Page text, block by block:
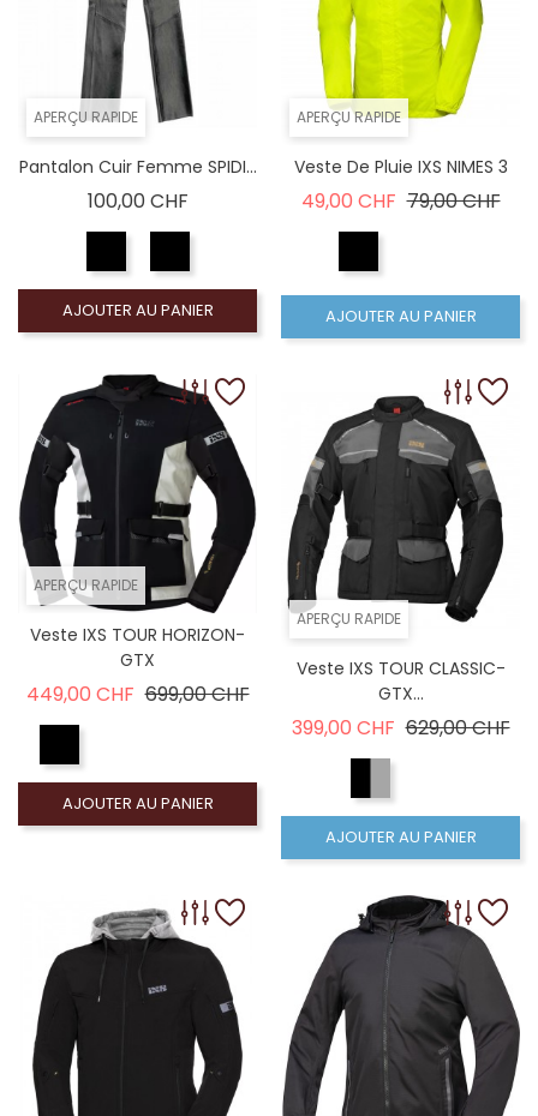
APERÇU RAPIDE
Pantalon Cuir Femme SPIDI...
100,00 CHFPrix
AJOUTER AU PANIER
APERÇU RAPIDE
Veste De Pluie IXS NIMES 3
49,00 CHF Prix de base
79,00 CHFPrix
AJOUTER AU PANIER
APERÇU RAPIDE
Veste IXS TOUR HORIZON-
GTX
449,00 CHF Prix de base
699,00 CHFPrix
AJOUTER AU PANIER
APERÇU RAPIDE
Veste IXS TOUR CLASSIC-
GTX...
399,00 CHF Prix de base
629,00 CHF
AJOUTER AU PANIER